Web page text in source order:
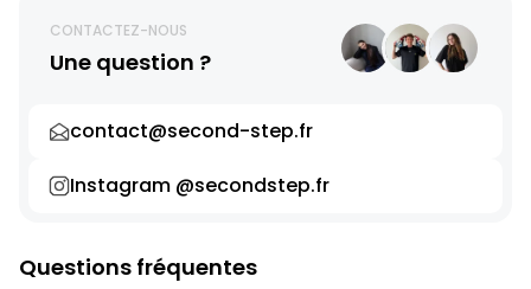
CONTACTEZ-NOUS
Une question ?
contact@second-step.fr
Instagram @secondstep.fr
Questions fréquentes